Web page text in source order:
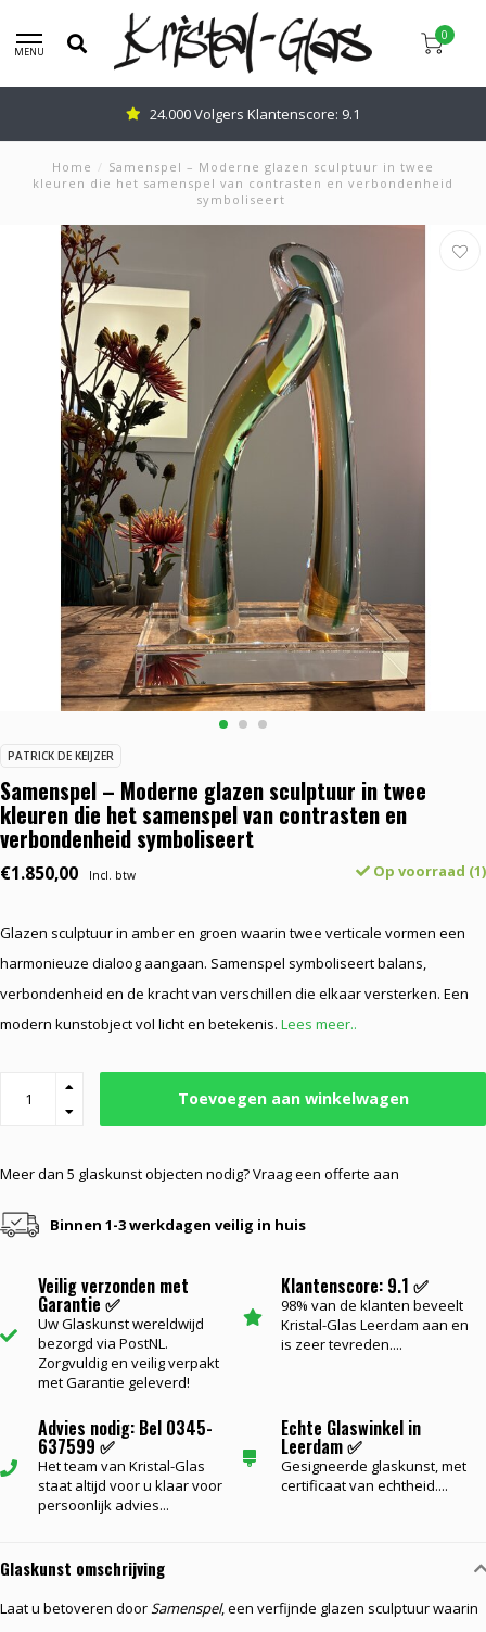
MENU
0
Advies nodig: Bel0345-637599
Home / Samenspel – Moderne glazen sculptuur in twee
kleuren die het samenspel van contrasten en verbondenheid
symboliseert
PATRICK DE KEIJZER
Samenspel – Moderne glazen sculptuur in twee
kleuren die het samenspel van contrasten en
verbondenheid symboliseert
€1.850,00 Incl. btw Op voorraad (1)
Glazen sculptuur in amber en groen waarin twee verticale vormen een
harmonieuze dialoog aangaan. Samenspel symboliseert balans,
verbondenheid en de kracht van verschillen die elkaar versterken. Een
modern kunstobject vol licht en betekenis. Lees meer..
Toevoegen aan winkelwagen
Meer dan 5 glaskunst objecten nodig? Vraag een offerte aan
Binnen 1-3 werkdagen veilig in huis
Veilig verzonden met
Garantie ✅
Uw Glaskunst wereldwijd
bezorgd via PostNL.
Zorgvuldig en veilig verpakt
met Garantie geleverd!
Klantenscore: 9.1 ✅
98% van de klanten beveelt
Kristal-Glas Leerdam aan en
is zeer tevreden....
Advies nodig: Bel 0345-
637599 ✅
Het team van Kristal-Glas
staat altijd voor u klaar voor
persoonlijk advies...
Echte Glaswinkel in
Leerdam ✅
Gesigneerde glaskunst, met
certificaat van echtheid....
Glaskunst omschrijving
Laat u betoveren doorSamenspel, een verfijnde glazen sculptuur waarin